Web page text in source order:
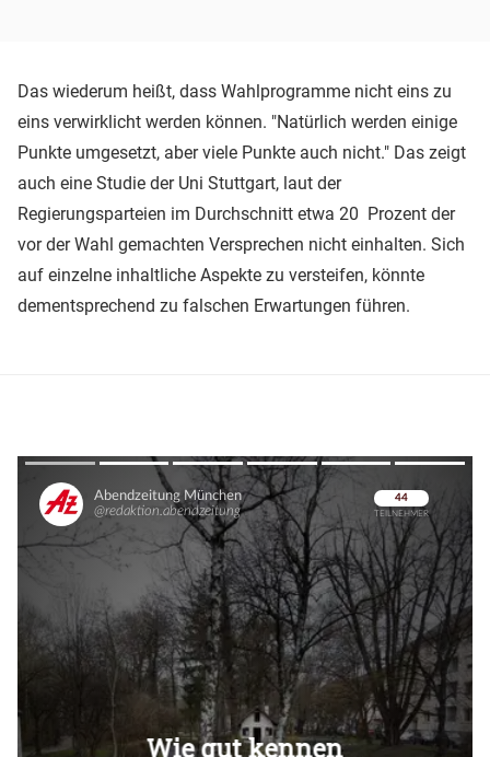
Das wiederum heißt, dass Wahlprogramme nicht eins zu
eins verwirklicht werden können. "Natürlich werden einige
Punkte umgesetzt, aber viele Punkte auch nicht." Das zeigt
auch eine Studie der Uni Stuttgart, laut der
Regierungsparteien im Durchschnitt etwa 20 Prozent der
vor der Wahl gemachten Versprechen nicht einhalten. Sich
auf einzelne inhaltliche Aspekte zu versteifen, könnte
dementsprechend zu falschen Erwartungen führen.
Überspringen